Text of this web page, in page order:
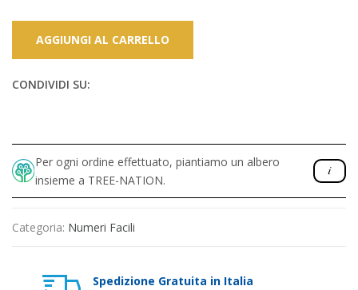
AGGIUNGI AL CARRELLO
CONDIVIDI SU:
Per ogni ordine effettuato, piantiamo un albero
insieme a TREE-NATION.
Categoria: Numeri Facili
Spedizione Gratuita in Italia